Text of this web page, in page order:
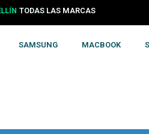
TODAS LAS MARCAS
SAMSUNG MACBOOK